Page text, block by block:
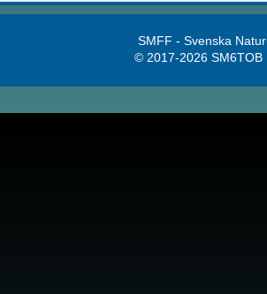
SMFF - Svenska
© 2017-2026 SM6TOB